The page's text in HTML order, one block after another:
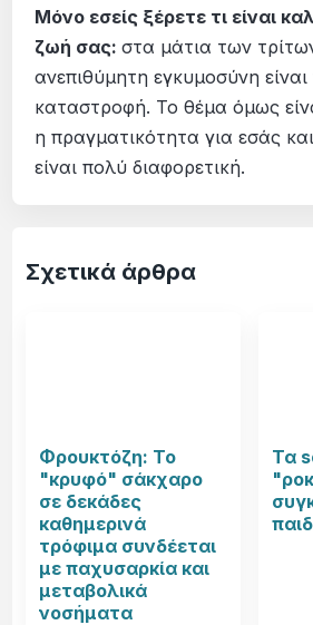
Μόνο εσείς ξέρετε τι είναι
ζωή σας:στα μάτια των
ανεπιθύμητη εγκυμοσύνη
καταστροφή. Το θέμα όμως
η πραγματικότητα για εσάς
είναι πολύ διαφορετική.
Σχετικά άρθρα
Φρουκτόζη: Το
"κρυφό" σάκχαρο
σε δεκάδες
καθημερινά
τρόφιμα συνδέεται
με παχυσαρκία και
μεταβολικά
νοσήματα
Τα